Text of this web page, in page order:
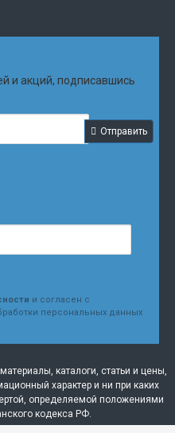
и акций, подписавшись
Отправить
и согласен с
персональных данных
каталоги, статьи и цены,
характер и ни при каких
определяемой положениями
кодекса РФ.